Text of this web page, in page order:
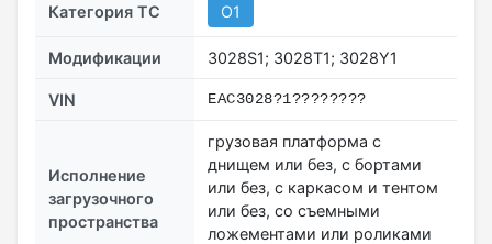
Категория ТС O1
Модификации 3028S1; 3028T1; 3028Y1
VIN EAC3028?1????????
Исполнение
загрузочного
пространства
грузовая платформа с
днищем или без, с бортами
или без, с каркасом и тентом
или без, со съемными
ложементами или роликами